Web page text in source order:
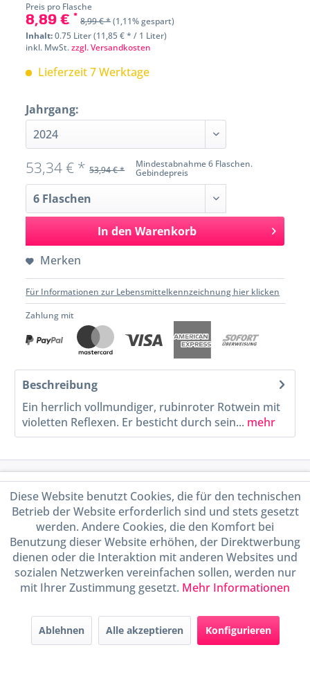
Preis pro Flasche
8,89 € * 8,99 € *(1,11% gespart)
Inhalt:0.75 Liter (11,85 € * / 1 Liter)
inkl. MwSt.zzgl. Versandkosten
Lieferzeit 7 Werktage
Jahrgang:
Mindestabnahme 6 Flaschen.
Gebindepreis
53,34 € * 53,94 € *
In den Warenkorb
Merken
Für Informationen zur Lebensmittelkennzeichnung hier klicken
Zahlung mit
Beschreibung
Ein herrlich vollmundiger, rubinroter Rotwein mit
violetten Reflexen. Er besticht durch sein... mehr
Service Hotline
Shop Service
Informationen
Handel mit BIO-Weinen
durch DE-ÖKO-009
Diese Website benutzt Cookies, die für den technischen
Betrieb der Website erforderlich sind und stets gesetzt
werden. Andere Cookies, die den Komfort bei
Benutzung dieser Website erhöhen, der Direktwerbung
dienen oder die Interaktion mit anderen Websites und
sozialen Netzwerken vereinfachen sollen, werden nur
mit Ihrer Zustimmung gesetzt. Mehr Informationen
Ablehnen Alle akzeptieren Konfigurieren